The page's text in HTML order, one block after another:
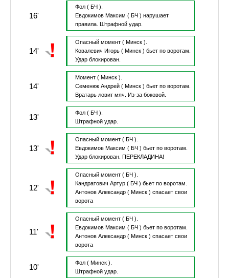
16'
Фол ( БЧ ).
Евдокимов Максим ( БЧ ) нарушает
правила.
Штрафной удар.
14'
Опасный момент ( Минск ).
Ковалевич Игорь( Минск ) бьет по воротам.
Удар блокирован.
14'
Момент ( Минск ).
Семенюк Андрей( Минск ) бьет по воротам.
Вратарь ловит мяч.
Из-за боковой.
13' Фол ( БЧ ).
Штрафной удар.
13'
Опасный момент ( БЧ ).
Евдокимов Максим ( БЧ ) бьет по воротам.
Удар блокирован.
ПЕРЕКЛАДИНА!
12'
Опасный момент ( БЧ ).
Кандратович Артур( БЧ ) бьет по воротам.
Антонов Александр( Минск ) спасает свои
ворота
11'
Опасный момент ( БЧ ).
Евдокимов Максим ( БЧ ) бьет по воротам.
Антонов Александр( Минск ) спасает свои
ворота
10' Фол ( Минск ).
Штрафной удар.